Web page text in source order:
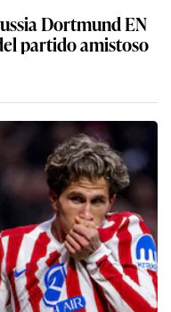
Dortmund EN
partido amistoso